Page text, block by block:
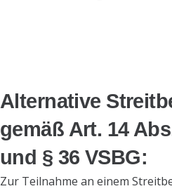
Alternative
gemäß Art. 14
und § 36 VSBG:
Zur Teilnahme an einem